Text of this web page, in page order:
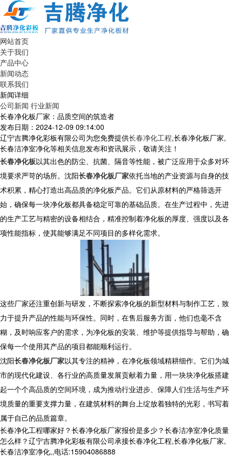
网站首页
关于我们
产品中心
新闻动态
联系我们
新闻详细
公司新闻 行业新闻
长春净化板厂家：品质空间的筑造者
发布日期：2024-12-09 09:14:00
辽宁吉腾净化彩板有限公司为您免费提供长春净化工程,长春净化板厂家,
长春洁净室净化等相关信息发布和资讯展示，敬请关注！
长春净化板以其出色的防尘、抗菌、隔音等性能，被广泛应用于众多对环
境要求严苛的场所。沈阳长春净化板厂家依托当地的产业资源与自身的技
术积累，精心打造出高品质的净化板产品。它们从原材料的严格筛选开
始，确保每一块净化板都具备稳定可靠的基础品质。在生产过程中，先进
的生产工艺与精密的设备相结合，精准控制着净化板的厚度、强度以及各
项性能指标，使其能够满足不同项目的多样化需求。
这些厂家还注重创新与研发，不断探索净化板的新型材料与制作工艺，致
力于提升产品的性能与环保性。同时，在售后服务方面，他们也毫不含
糊，及时响应客户的需求，为净化板的安装、维护等提供指导与帮助，确
保每一个使用其产品的项目都能顺利运行。
沈阳长春净化板厂家以其专注的精神，在净化板领域精耕细作。它们为城
市的现代化建设、各行业的高质量发展贡献着力量，用一块块净化板搭建
起一个个高品质的空间环境，成为推动行业进步、保障人们生活与生产环
境质量的重要支撑力量，在建筑材料的舞台上绽放着独特的光彩，书写着
属于自己的品质篇章。
长春净化工程哪家好？长春净化板厂家报价是多少？长春洁净室净化质量
怎么样？辽宁吉腾净化彩板有限公司承接长春净化工程,长春净化板厂家,
长春洁净室净化,,电话:15904086888